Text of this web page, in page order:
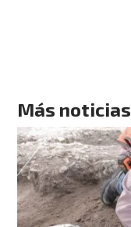
Más noticias